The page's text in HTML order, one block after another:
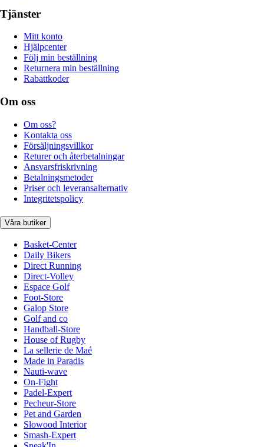
Tjänster
Mitt konto
Hjälpcenter
Följ min beställning
Returnera min beställning
Rabattkoder
Om oss
Om oss?
Kontakta oss
Försäljningsvillkor
Returer och återbetalningar
Ansvarsfriskrivning
Betalningsmetoder
Priser och leveransalternativ
Integritetspolicy
Våra butiker
Basket-Center
Daily Bikers
Direct Running
Direct-Volley
Espace Golf
Foot-Store
Galop Store
Golf and co
Handball-Store
House of Rugby
La sellerie de Maé
Made in Paradis
Nauti-wave
On-Fight
Padel-Expert
Pecheur-Store
Pet and Garden
Slowood Interior
Smash-Expert